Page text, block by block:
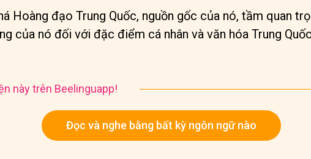
Hoàng đạo Trung Quốc, nguồn gốc của nó, tầm quan
của nó đối với đặc điểm cá nhân và văn hóa Trung
này trên Beelinguapp!
Đọc và nghe bằng bất kỳ ngôn ngữ nào